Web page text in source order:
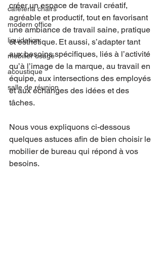
cafeteria chairs
modern office
liquidation
mobilier usagé
acoustique
salle de réunion
créer un espace de travail créatif,
agréable et productif, tout en favorisant
une ambiance de travail saine, pratique
et esthétique. Et aussi, s’adapter tant
aux besoins spécifiques, liés à l’activité
qu’à l’image de la marque, au travail en
équipe, aux intersections des employés
et aux échanges des idées et des
tâches.
Nous vous expliquons ci-dessous
quelques astuces afin de bien choisir le
mobilier de bureau qui répond à vos
besoins.